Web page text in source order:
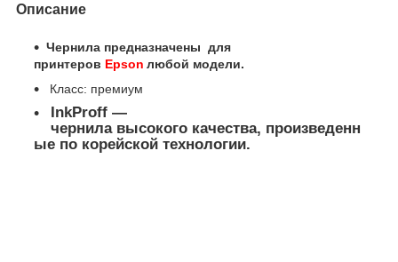
Описание
Чернила предназначены для
принтеров Epson любой модели.
Класс: премиум
InkProff ―
чернила высокого качества, произведенн
ые по корейской технологии.